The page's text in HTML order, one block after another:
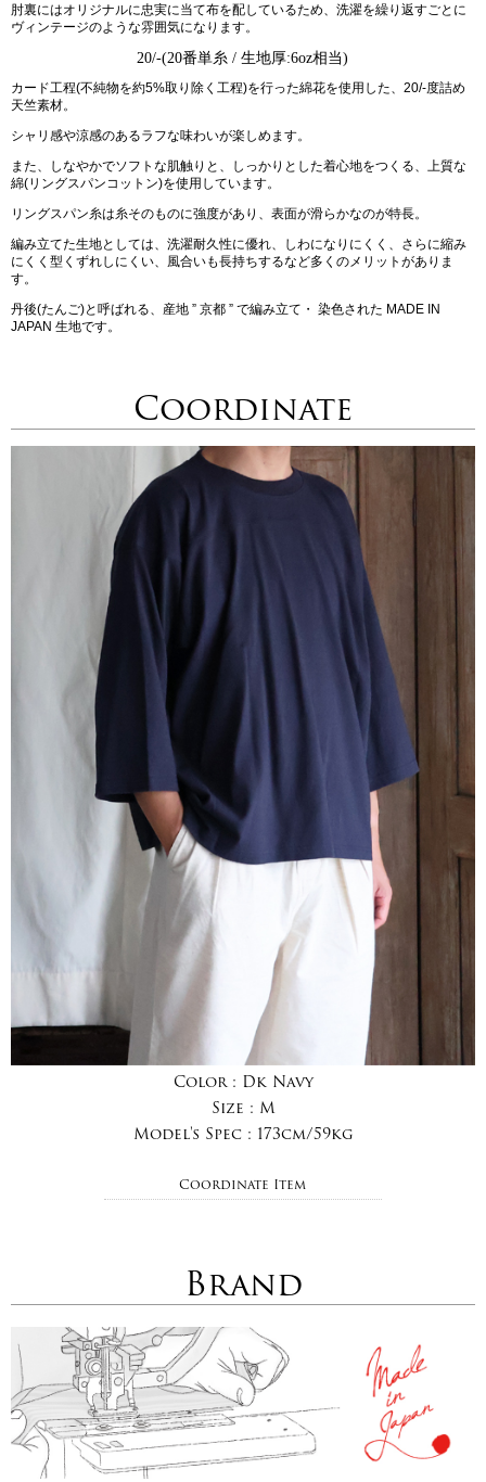
肘裏にはオリジナルに忠実に当て布を配しているため、洗濯を繰り返すごとに
ヴィンテージのような雰囲気になります。
20/-(20番単糸 / 生地厚:6oz相当)
カード工程(不純物を約5%取り除く工程)を行った綿花を使用した、20/-度詰め
天竺素材。
シャリ感や涼感のあるラフな味わいが楽しめます。
また、しなやかでソフトな肌触りと、しっかりとした着心地をつくる、上質な
綿(リングスパンコットン)を使用しています。
リングスパン糸は糸そのものに強度があり、表面が滑らかなのが特長。
編み立てた生地としては、洗濯耐久性に優れ、しわになりにくく、さらに縮み
にくく型くずれしにくい、風合いも長持ちするなど多くのメリットがありま
す。
丹後(たんご)と呼ばれる、産地 ” 京都 ” で編み立て・ 染色された MADE IN
JAPAN 生地です。
Coordinate
Color : Dk Navy
Size : M
Model's Spec : 173cm/59kg
Coordinate Item
Brand